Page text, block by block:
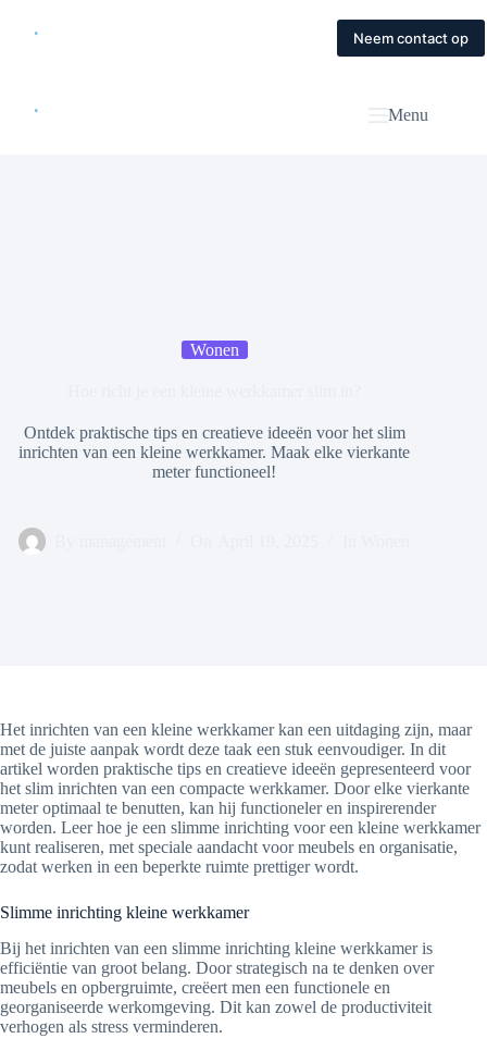
Contact
Neem contact op
Menu
Wonen
Ontdek praktische tips en creatieve ideeën voor het slim
inrichten van een kleine werkkamer. Maak elke vierkante
meter functioneel!
Het inrichten van een kleine werkkamer kan een uitdaging zijn, maar
met de juiste aanpak wordt deze taak een stuk eenvoudiger. In dit
artikel worden praktische tips en creatieve ideeën gepresenteerd voor
het slim inrichten van een compacte werkkamer. Door elke vierkante
meter optimaal te benutten, kan hij functioneler en inspirerender
worden. Leer hoe je een slimme inrichting voor een kleine werkkamer
kunt realiseren, met speciale aandacht voor meubels en organisatie,
zodat werken in een beperkte ruimte prettiger wordt.
Slimme inrichting kleine werkkamer
Bij het inrichten van een slimme inrichting kleine werkkamer is
efficiëntie van groot belang. Door strategisch na te denken over
meubels en opbergruimte, creëert men een functionele en
georganiseerde werkomgeving. Dit kan zowel de productiviteit
verhogen als stress verminderen.